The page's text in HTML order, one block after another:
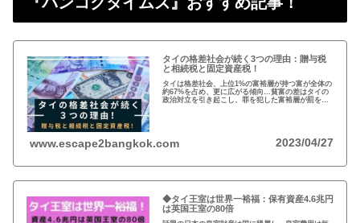
タイの格差社会が続く3つの理由：贈与税
と相続税と固定資産税！
タイは格差社会、上位1%の富裕層が持つ富が全体の
約67%を占め、更に広がる傾向…貧富の差はタイの
政治対立を引き起こし、罪を犯した富裕層が罰を免
www.escape2bangkok.com 2023/04/27
◆タイ王室は世界一裕福：保有資産4.6兆円
は英国王室の80倍